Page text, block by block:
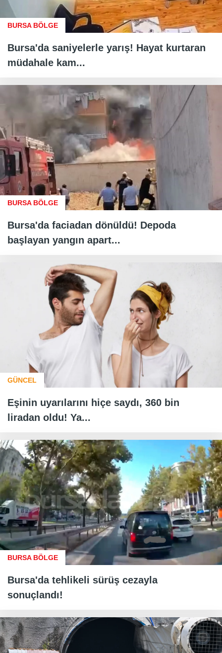
BURSA BÖLGE
Bursa'da saniyelerle yarış! Hayat kurtaran
müdahale kam...
BURSA BÖLGE
Bursa'da faciadan dönüldü! Depoda
başlayan yangın apart...
GÜNCEL
Eşinin uyarılarını hiçe saydı, 360 bin
liradan oldu! Ya...
BURSA BÖLGE
Bursa'da tehlikeli sürüş cezayla
sonuçlandı!